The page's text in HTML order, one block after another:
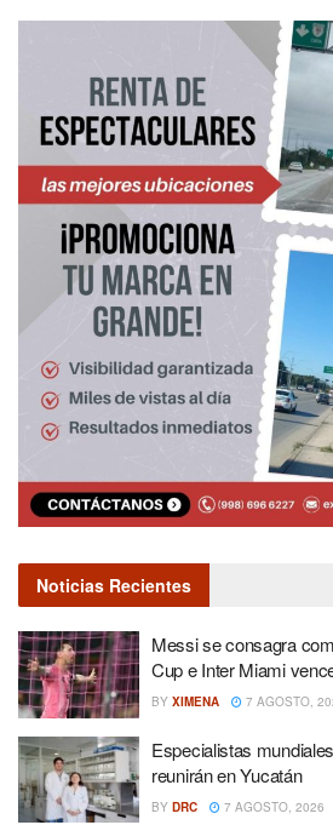
Noticias Recientes
Messi se consagra
Cup e Inter Miami
BY XIMENA 7 AGOSTO,
Especialistas
reunirán en Yucatán
BY DRC 7 AGOSTO, 2026